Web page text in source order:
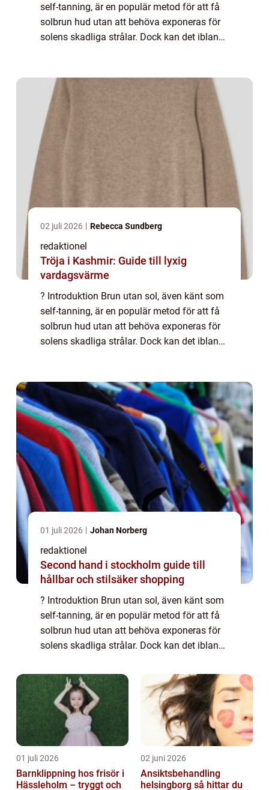
self-tanning, är en populär metod för att få
solbrun hud utan att behöva exponeras för
solens skadliga strålar. Dock kan det ibland
02 juli 2026 Rebecca Sundberg
redaktionel
Tröja i Kashmir: Guide till lyxig
vardagsvärme
? Introduktion Brun utan sol, även känt som
self-tanning, är en populär metod för att få
solbrun hud utan att behöva exponeras för
solens skadliga strålar. Dock kan det ibland
01 juli 2026 Johan Norberg
redaktionel
Second hand i stockholm guide till
hållbar och stilsäker shopping
? Introduktion Brun utan sol, även känt som
self-tanning, är en populär metod för att få
solbrun hud utan att behöva exponeras för
solens skadliga strålar. Dock kan det ibland
man inte längre önskar ha den....
01 juli 2026
Barnklippning hos frisör i
Hässleholm – tryggt och
02 juni 2026
Ansiktsbehandling
helsingborg så hittar du